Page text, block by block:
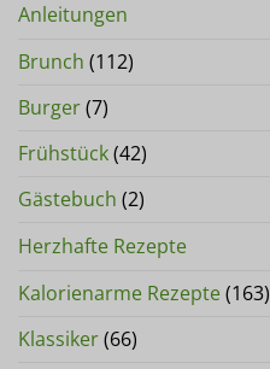
Anleitungen
Brunch (112)
Burger(7)
Frühstück(42)
Gästebuch (2)
Herzhafte Rezepte
Kalorienarme Rezepte(163)
Klassiker(66)